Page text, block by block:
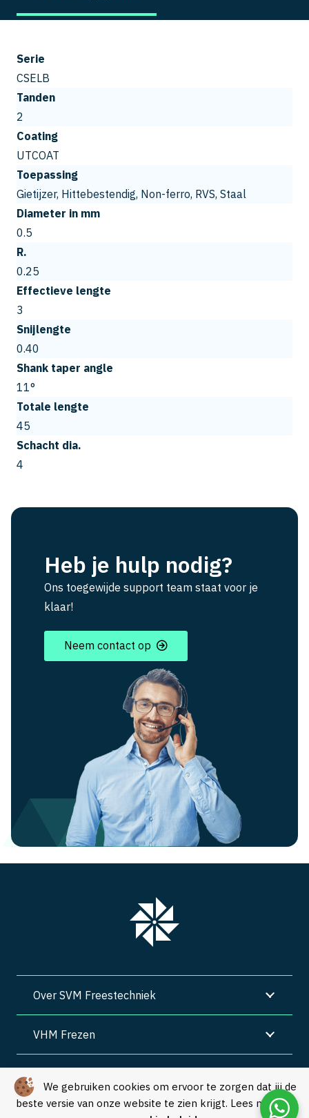
We gebruiken cookies om ervoor te zorgen dat jij de
beste versie van onze website te zien krijgt. Lees meer in
Serie
CSELB
Tanden
2
Coating
UTCOAT
Toepassing
Gietijzer, Hittebestendig, Non-ferro, RVS, Staal
Diameter in mm
0.5
R.
0.25
Effectieve lengte
3
Snijlengte
0.40
Shank taper angle
11°
Totale lengte
45
Schacht dia.
4
Heb je hulp nodig?
Ons toegewijde support team staat voor je
klaar!
Neem contact op
Over SVM Freestechniek
VHM Frezen
Algemene voorwaarden | Privacy